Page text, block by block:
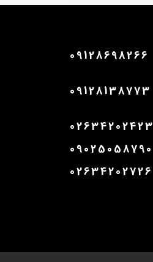
09128698266
09128138773
02634202423
09025058790
02634202726